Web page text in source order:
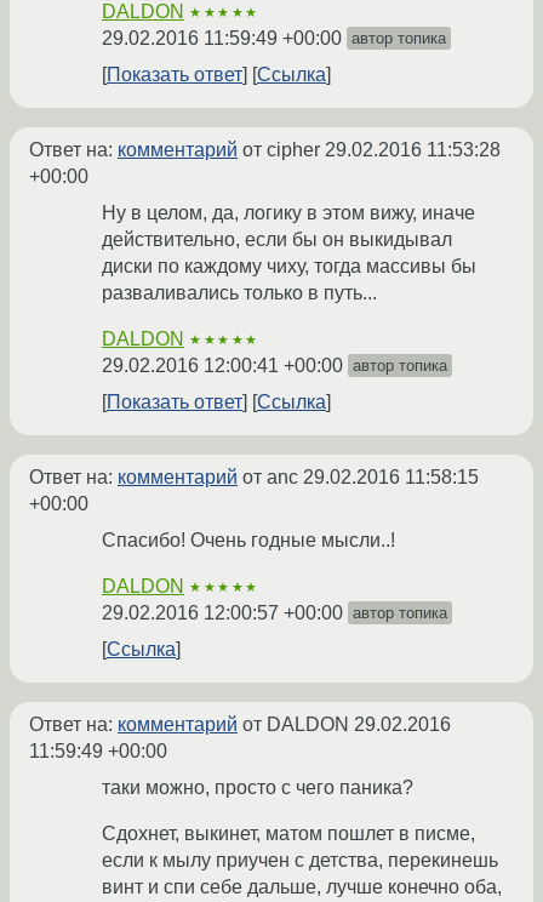
DALDON ★★★★★
29.02.2016 11:59:49 +00:00 автор топика
Показать ответ Ссылка
Ответ на: комментарий от cipher 29.02.2016 11:53:28
+00:00
Ну в целом, да, логику в этом вижу, иначе
действительно, если бы он выкидывал
диски по каждому чиху, тогда массивы бы
разваливались только в путь...
DALDON ★★★★★
29.02.2016 12:00:41 +00:00 автор топика
Показать ответ Ссылка
Ответ на: комментарий от anc 29.02.2016 11:58:15
+00:00
Спасибо! Очень годные мысли..!
DALDON ★★★★★
29.02.2016 12:00:57 +00:00 автор топика
Ссылка
Ответ на: комментарий от DALDON 29.02.2016
11:59:49 +00:00
таки можно, просто с чего паника?
Сдохнет, выкинет, матом пошлет в писме,
если к мылу приучен с детства, перекинешь
винт и спи себе дальше, лучше конечно оба,